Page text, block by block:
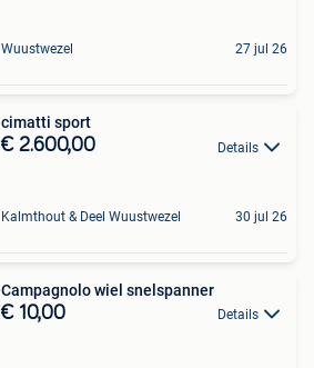
Wuustwezel 27 jul 26
cimatti sport
€ 2.600,00 Details
Kalmthout & Deel Wuustwezel 30 jul 26
Campagnolo wiel snelspanner
€ 10,00 Details